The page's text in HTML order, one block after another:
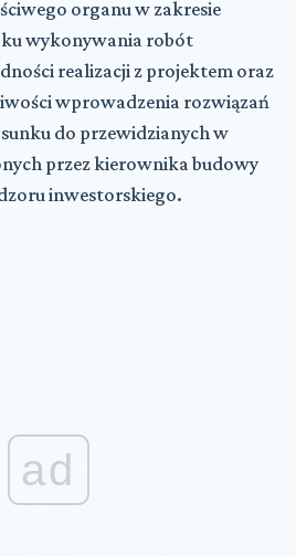
organu w zakresie
wykonywania robót
realizacji z projektem oraz
wprowadzenia rozwiązań
do przewidzianych w
przez kierownika budowy
inwestorskiego.
ad